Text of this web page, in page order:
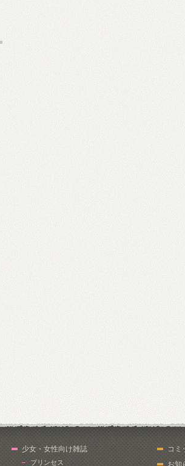
少女・女性向け雑誌
プリンセス
コミ
お知